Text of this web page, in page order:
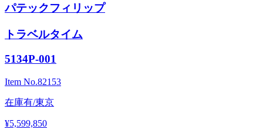
パテックフィリップ
トラベルタイム
5134P-001
Item No.82153
在庫有/東京
¥5,599,850